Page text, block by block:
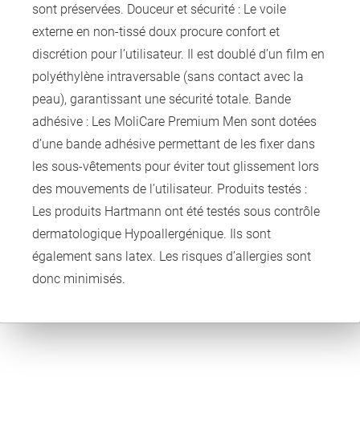
sont préservées. Douceur et sécurité : Le voile
externe en non-tissé doux procure confort et
discrétion pour l’utilisateur. Il est doublé d’un film en
polyéthylène intraversable (sans contact avec la
peau), garantissant une sécurité totale. Bande
adhésive : Les MoliCare Premium Men sont dotées
d’une bande adhésive permettant de les fixer dans
les sous-vêtements pour éviter tout glissement lors
des mouvements de l’utilisateur. Produits testés :
Les produits Hartmann ont été testés sous contrôle
dermatologique Hypoallergénique. Ils sont
également sans latex. Les risques d’allergies sont
donc minimisés.